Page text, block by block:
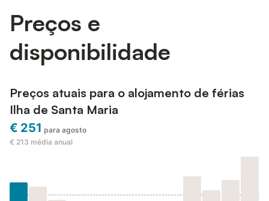
Preços e
disponibilidade
Preços atuais para o alojamento de férias
Ilha de Santa Maria
€ 251 para agosto
€ 213 média anual